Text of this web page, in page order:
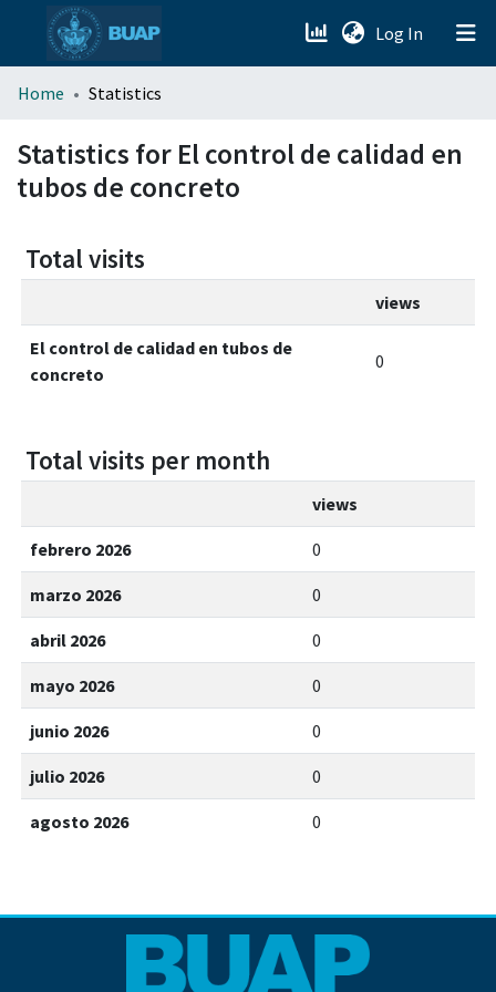
Log In (current)
menu.section.about_menu
All of DSpace
Home Statistics
Statistics for El control de calidad en
tubos de concreto
Total visits
views
El control de calidad en tubos de
concreto
0
Total visits per month
views
febrero 2026 0
marzo 2026 0
abril 2026 0
mayo 2026 0
junio 2026 0
julio 2026 0
agosto 2026 0